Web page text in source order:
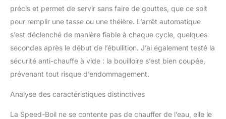
précis et permet de servir sans faire de gouttes, que ce soit
pour remplir une tasse ou une théière. L’arrêt automatique
s’est déclenché de manière fiable à chaque cycle, quelques
secondes après le début de l’ébullition. J’ai également testé la
sécurité anti-chauffe à vide : la bouilloire s’est bien coupée,
prévenant tout risque d’endommagement.
Analyse des caractéristiques distinctives
La Speed-Boil ne se contente pas de chauffer de l’eau, elle le